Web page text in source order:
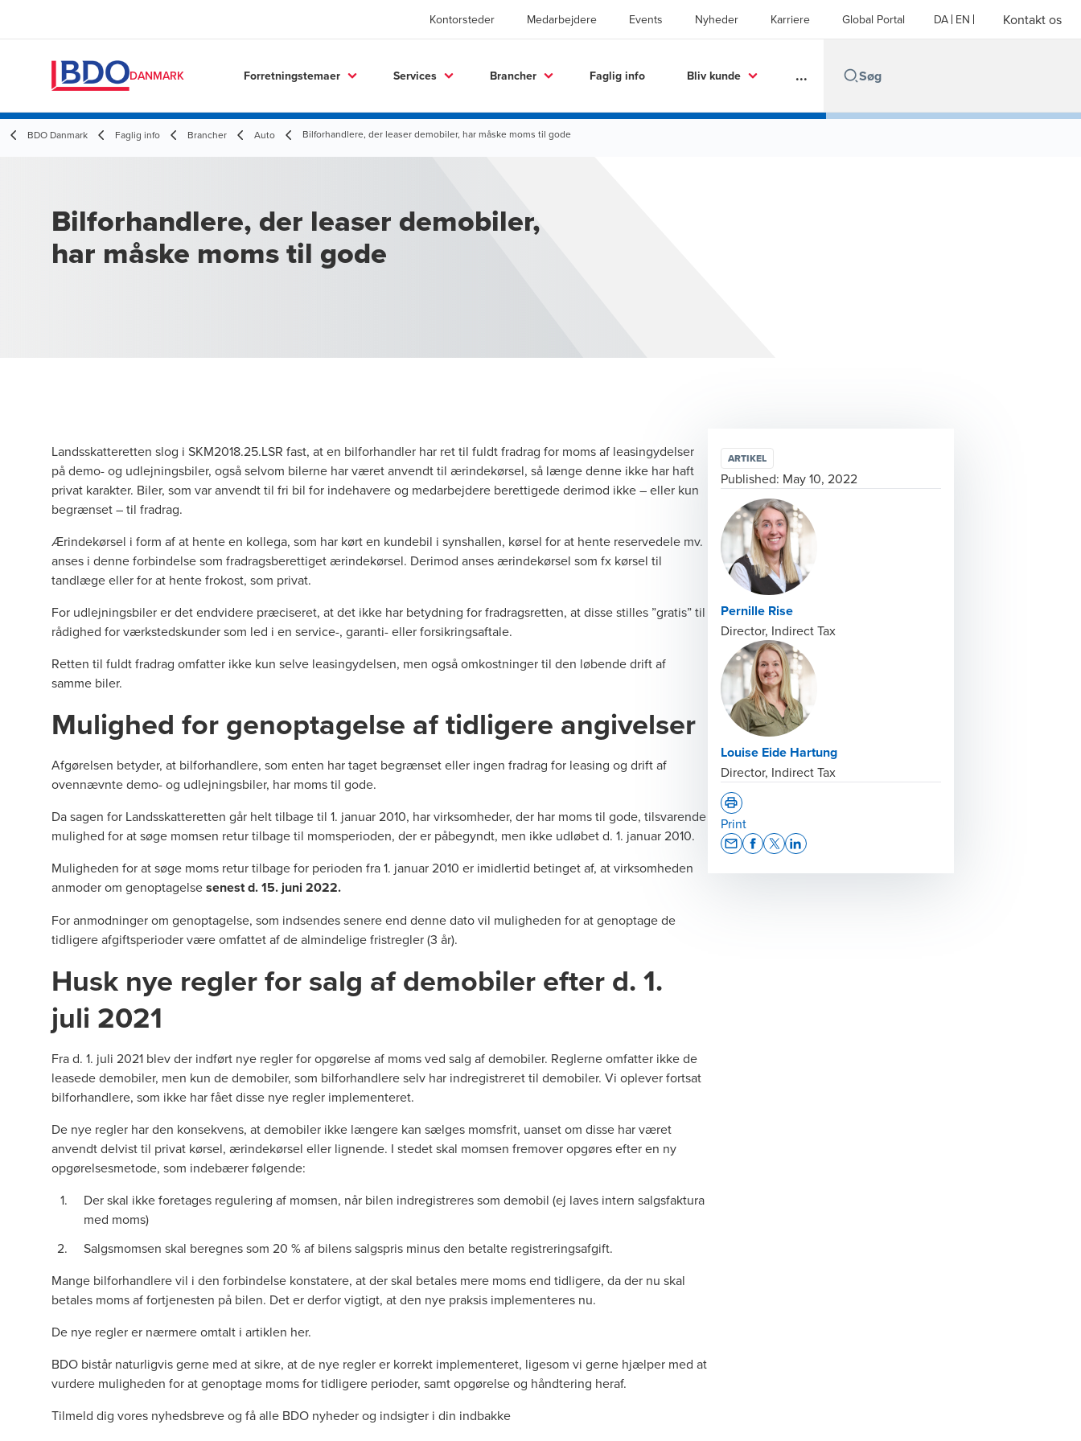
Kontorsteder Medarbejdere Events Nyheder Karriere Global Portal DA EN Kontakt os
DANMARK Forretningstemaer Services Brancher Faglig info Bliv kunde ...
BDO Danmark Faglig info Brancher Auto Bilforhandlere, der leaser demobiler, har måske moms til gode
Bilforhandlere, der leaser demobiler,
har måske moms til gode
Landsskatteretten slog i SKM2018.25.LSR fast, at en bilforhandler har ret til fuldt fradrag for moms af leasingydelser
på demo- og udlejningsbiler, også selvom bilerne har været anvendt til ærindekørsel, så længe denne ikke har haft
privat karakter. Biler, som var anvendt til fri bil for indehavere og medarbejdere berettigede derimod ikke – eller kun
begrænset – til fradrag.
Ærindekørsel i form af at hente en kollega, som har kørt en kundebil i synshallen, kørsel for at hente reservedele mv.
anses i denne forbindelse som fradragsberettiget ærindekørsel. Derimod anses ærindekørsel som fx kørsel til
tandlæge eller for at hente frokost, som privat.
For udlejningsbiler er det endvidere præciseret, at det ikke har betydning for fradragsretten, at disse stilles ”gratis” til
rådighed for værkstedskunder som led i en service-, garanti- eller forsikringsaftale.
Retten til fuldt fradrag omfatter ikke kun selve leasingydelsen, men også omkostninger til den løbende drift af
samme biler.
Mulighed for genoptagelse af tidligere angivelser
Afgørelsen betyder, at bilforhandlere, som enten har taget begrænset eller ingen fradrag for leasing og drift af
ovennævnte demo- og udlejningsbiler, har moms til gode.
Da sagen for Landsskatteretten går helt tilbage til 1. januar 2010, har virksomheder, der har moms til gode, tilsvarende
mulighed for at søge momsen retur tilbage til momsperioden, der er påbegyndt, men ikke udløbet d. 1. januar 2010.
Muligheden for at søge moms retur tilbage for perioden fra 1. januar 2010 er imidlertid betinget af, at virksomheden
anmoder om genoptagelsesenest d. 15. juni 2022.
For anmodninger om genoptagelse, som indsendes senere end denne dato vil muligheden for at genoptage de
tidligere afgiftsperioder være omfattet af de almindelige fristregler (3 år).
Husk nye regler for salg af demobiler efter d. 1.
juli 2021
Fra d. 1. juli 2021 blev der indført nye regler for opgørelse af moms ved salg af demobiler. Reglerne omfatter ikke de
leasede demobiler, men kun de demobiler, som bilforhandlere selv har indregistreret til demobiler. Vi oplever fortsat
bilforhandlere, som ikke har fået disse nye regler implementeret.
De nye regler har den konsekvens, at demobiler ikke længere kan sælges momsfrit, uanset om disse har været
anvendt delvist til privat kørsel, ærindekørsel eller lignende. I stedet skal momsen fremover opgøres efter en ny
opgørelsesmetode, som indebærer følgende:
Der skal ikke foretages regulering af momsen, når bilen indregistreres som demobil (ej laves intern salgsfaktura
med moms)
Salgsmomsen skal beregnes som 20 % af bilens salgspris minus den betalte registreringsafgift.
Mange bilforhandlere vil i den forbindelse konstatere, at der skal betales mere moms end tidligere, da der nu skal
betales moms af fortjenesten på bilen. Det er derfor vigtigt, at den nye praksis implementeres nu.
De nye regler er nærmere omtalt i artiklen her.
BDO bistår naturligvis gerne med at sikre, at de nye regler er korrekt implementeret, ligesom vi gerne hjælper med at
vurdere muligheden for at genoptage moms for tidligere perioder, samt opgørelse og håndtering heraf.
Tilmeld dig vores nyhedsbreve og få alle BDO nyheder og indsigter i din indbakke
ARTIKEL
Published: May 10, 2022
Pernille Rise
Director, Indirect Tax
Louise Eide Hartung
Director, Indirect Tax
Print